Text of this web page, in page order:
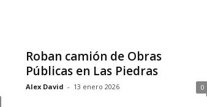
Roban camión de Obras
Públicas en Las Piedras
Alex David - 13 enero 2026 0